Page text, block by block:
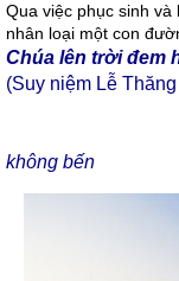
Qua việc phục sinh
nhân loại một con
Chúa lên trờiđem
(Suy niệm Lễ
không bến